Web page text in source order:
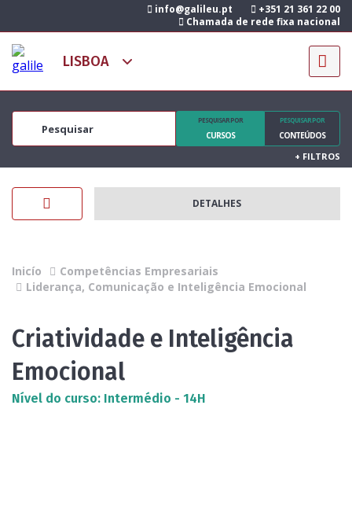
info@galileu.pt
+351 21 361 22 00
Chamada de rede fixa nacional
PESQUISAR POR
CURSOS
PESQUISAR POR
CONTEÚDOS
+ FILTROS
DETALHES
Inicío
Competências Empresariais
Liderança, Comunicação e Inteligência Emocional
Criatividade e Inteligência
Emocional
Nível do curso: Intermédio - 14H